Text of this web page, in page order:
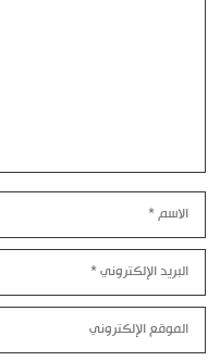
الاسم
البريد
الإلكتروني
الموقع
الإلكتروني